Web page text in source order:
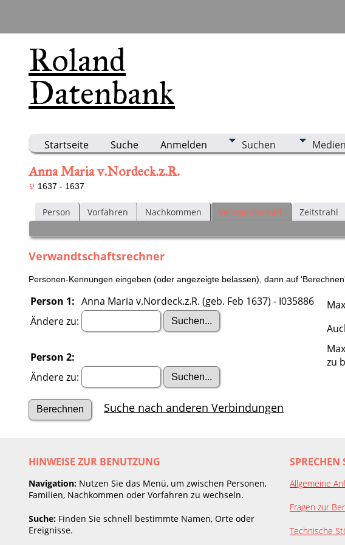
Roland
Datenbank
Startseite Suche Anmelden Suchen Medien
Anna Maria v.Nordeck.z.R.
1637 - 1637
Person Vorfahren Nachkommen Verwandtschaft Zeitstrahl
Verwandtschaftsrechner
Personen-Kennungen eingeben (oder angezeigte belassen), dann auf
Person 1: Anna Maria v.Nordeck.z.R. (geb. Feb 1637) - I035886
Ändere zu:
Person 2:
Ändere zu:
zu
Suche nach anderen Verbindungen
HINWEISE ZUR BENUTZUNG
Navigation: Nutzen Sie das Menü, um zwischen Personen,
Familien, Nachkommen oder Vorfahren zu wechseln.
Suche: Finden Sie schnell bestimmte Namen, Orte oder
Ereignisse.
SPRECHEN
Allgemeine
Fragen zur
Technische